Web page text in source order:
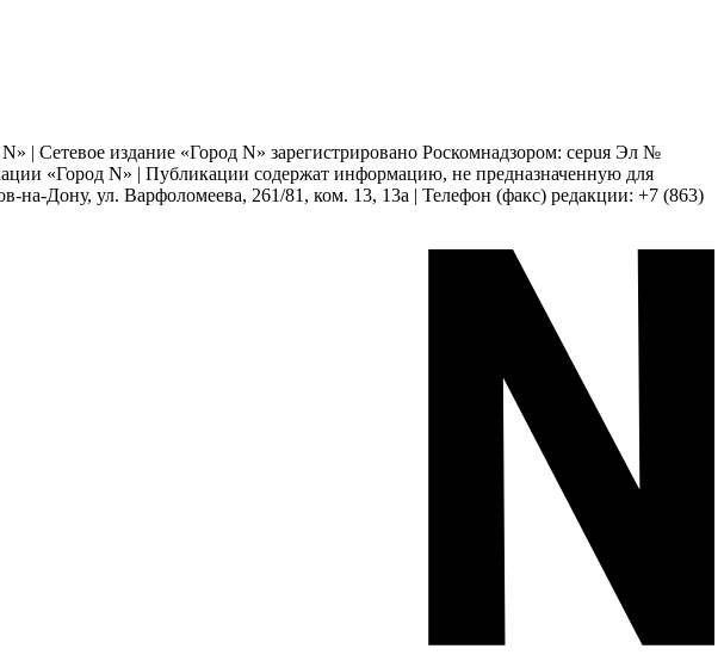
| Сетевое издание «Город N» зарегистрировано Роскомнадзором: серuя Эл №
«Город N» | Публикации содержат информацию, не предназначенную для
на-Дону, ул. Варфоломеева, 261/81, ком. 13, 13а | Телефон (факс) редакции: +7 (863)